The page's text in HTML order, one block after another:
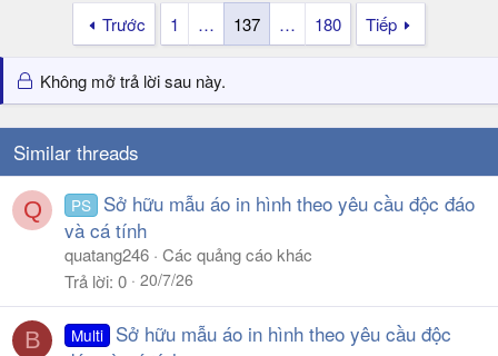
Trước 1 … 137 … 180 Tiếp
Không mở trả lời sau này.
Similar threads
Q PS
Sở hữu mẫu áo in hình theo yêu cầu độc đáo
và cá tính
quatang246 Các quảng cáo khác
Trả lời 0 20/7/26
B Multi
Sở hữu mẫu áo in hình theo yêu cầu độc